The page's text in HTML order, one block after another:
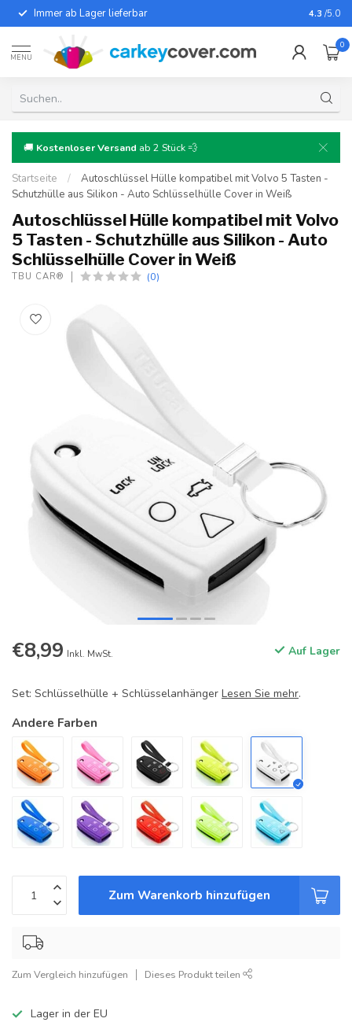
Immer ab Lager lieferbar Für fast
4.3 /5.0
MENU
0
🚚 Kostenloser Versand ab 2 Stück 💨
Startseite /
Autoschlüssel Hülle kompatibel mit Volvo 5 Tasten -
Schutzhülle aus Silikon - Auto Schlüsselhülle Cover in Weiß
Autoschlüssel Hülle kompatibel mit Volvo
5 Tasten - Schutzhülle aus Silikon - Auto
Schlüsselhülle Cover in Weiß
TBU CAR® (0)
€8,99 Inkl. MwSt. Auf Lager
Set: Schlüsselhülle + Schlüsselanhänger Lesen Sie mehr.
Andere Farben
Zum Warenkorb hinzufügen
Zum Vergleich hinzufügen Dieses Produkt teilen
Lager in der EU